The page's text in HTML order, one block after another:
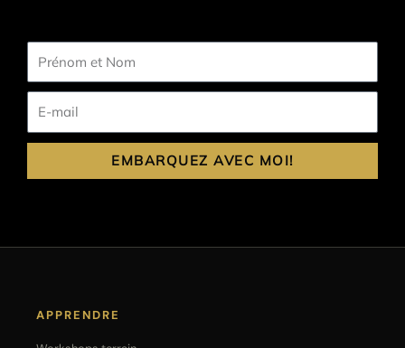
Nom
mail
EMBARQUEZ AVEC MOI!
APPRENDRE